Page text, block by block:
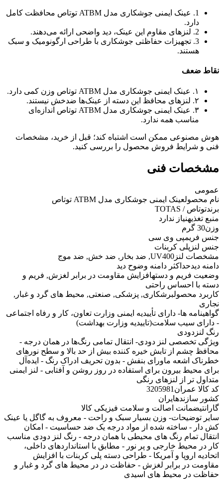
1. عینک ایمنی جوشکاری مدل ATBM توتاص محافظت کامل
دارد.
2. لنزهای مقاوم این عینک، دید واضحی ارائه می‌دهند.
3. تجهیزات حفاظتی جوشکاری با طراحی ارگونومیک و سبک
هستند.
نقاط ضعف
۱. عینک ایمنی جوشکاری مدل ATBM توتاص وزن کمی دارد.
۲. لنزهای محافظ این دسته از عینک‌ها ضدخش نیستند.
۳. عینک ایمنی جوشکاری مدل ATBM توتاص اندازه‌ای
مناسب همه ندارد.
هوش مصنوعی ممکن است اشتباه کند؛ قبل از خرید، مشخصات
فنی و شرایط فروش محصول را بررسی کنید.
مشخصات فنی
عمومی
نام محصولعینک ایمنی جوشکاری مدل ATBM توتاص
برندتوتاص / TOTAS
منبع تغذیهنیاز ندارد
وزن30 گرم
جنس فریمپی وی سی
جنس لنز پلی کربنات
مشخصات لنز UV400, ضد بخار, ضد خش, ضد موج
دامنه دیدحداکثر دامنه وضوح دید
وضعیت فریم و دستهافزایش مقاومت در برابر لغزش, فریم و
دسته با احساس راحتی
کاربرد محصولبرشکاری, پزشکی, صنعتی, محیط های گرد و غبار,
نجاری
گواهینامه ها- دارای تأییدیه ایمنی وزارت تعاون، کار و رفاه اجتماعی
- دارای سیب سلامت(تاییدیه وزارت بهداشت)
رنگ لنز دودی
ویژگی تخصصی لنز دودی- انتقال تمامی رنگ‌ها در همان درجه -
محافظ چشم از تابش خیره کننده بیش از حد بالا و سطح نورهای
خطرناک اشعه ماورای بنفش - بدون تحریف ادراک رنگ - ایده‌آل
برای محیط بیرون برای استفاده در روز روشن و آفتابی - لنز ایمنی
متداول تر از لنزهای رنگی
کد کالا عمران 3205981
کشور سازندهایران
گارانتیضمانت اصالت و سلامت فیزیکی کالا
سایر توضیحات- وزن بسیار سبک و راحت - معروف به گاگل یا عینک
کش دار - ساخته شده از مواد درجه یک ضد حساسیت - امکان
انتقال تمام رنگ های محیطی با همان درجه - رنگ لنز دودی مناسب
کار در محیط خارجی و پر نور - مطابق با استانداردهای داخلی،
اتحادیه اروپا و آمریکا - طراحی دسته پلی کربنات با افزایش
مقاومت در برابر لغزش - حفاظت در در محیط های گرد و غبار و
حفاظت در محیط های اسیدی